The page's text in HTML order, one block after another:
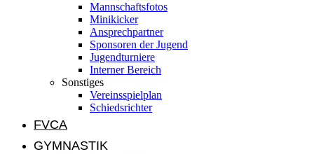
Mannschaftsfotos
Minikicker
Ansprechpartner
Sponsoren der Jugend
Jugendturniere
Interner Bereich
Sonstiges
Vereinsspielplan
Schiedsrichter
FVCA
GYMNASTIK